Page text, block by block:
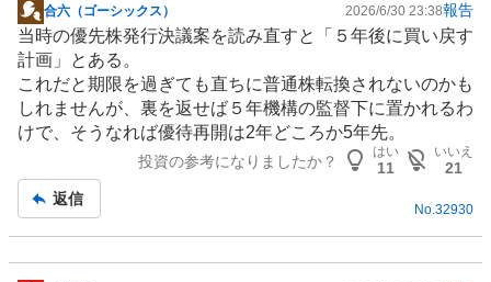
掲
示
板
記
事
合六（ゴーシックス） 2026/6/30 23:38報告
当時の優先株発行決議案を読み直すと「５年後に買い戻す
計画」とある。
これだと期限を過ぎても直ちに普通株転換されないのかも
しれませんが、裏を返せば５年機構の監督下に置かれるわ
けで、そうなれば優待再開は2年どころか5年先。
投資の参考になりましたか？
はい
11
いいえ
21
返信
No.32930